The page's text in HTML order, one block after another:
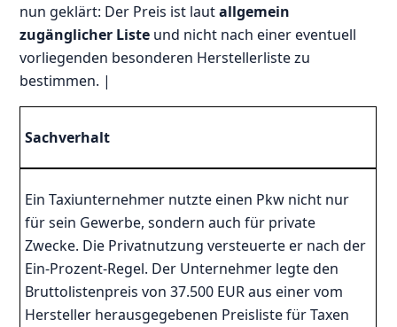
nun geklärt: Der Preis ist lautallgemein
zugänglicher Liste und nicht nach einer eventuell
vorliegenden besonderen Herstellerliste zu
bestimmen. |
Sachverhalt
Ein Taxiunternehmer nutzte einen Pkw nicht nur
für sein Gewerbe, sondern auch für private
Zwecke. Die Privatnutzung versteuerte er nach der
Ein-Prozent-Regel. Der Unternehmer legte den
Bruttolistenpreis von 37.500 EUR aus einer vom
Hersteller herausgegebenen Preisliste für Taxen